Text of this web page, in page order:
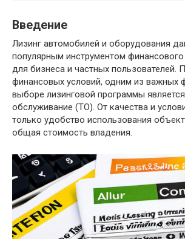
Введение
Лизинг автомобилей и оборудования
популярным инструментом
для бизнеса и частных пользователей.
финансовых условий, одним из важных
выборе лизинговой программы
обслуживание (ТО). От качества и
только удобство использования
общая стоимость владения.